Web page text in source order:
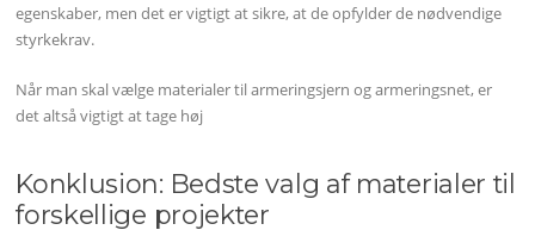
egenskaber, men det er vigtigt at sikre, at de opfylder de nødvendige
styrkekrav.
Når man skal vælge materialer til armeringsjern og armeringsnet, er
det altså vigtigt at tage høj
Konklusion: Bedste valg af materialer til
forskellige projekter